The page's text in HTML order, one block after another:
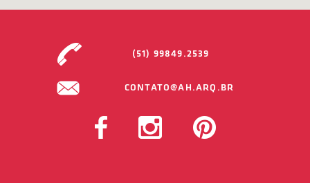
(51) 99849.2539
CONTATO@AH.ARQ.BR
FACEBOOK INSTAGRAM